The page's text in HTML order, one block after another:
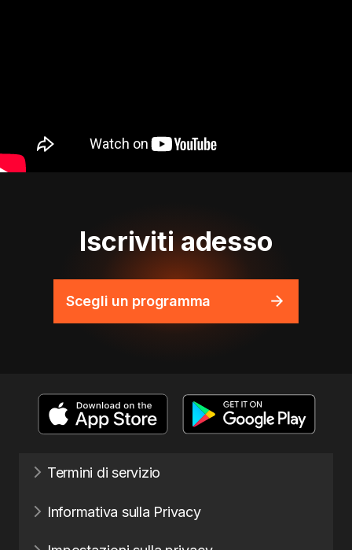
Iscriviti adesso
Scegli un programma
Termini di servizio
Informativa sulla Privacy